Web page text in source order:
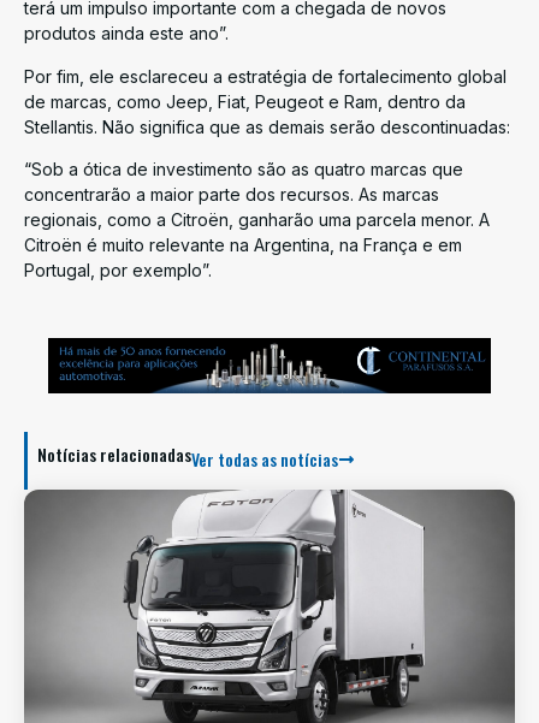
terá um impulso importante com a chegada de novos
produtos ainda este ano”.
Por fim, ele esclareceu a estratégia de fortalecimento global
de marcas, como Jeep, Fiat, Peugeot e Ram, dentro da
Stellantis. Não significa que as demais serão descontinuadas:
“Sob a ótica de investimento são as quatro marcas que
concentrarão a maior parte dos recursos. As marcas
regionais, como a Citroën, ganharão uma parcela menor. A
Citroën é muito relevante na Argentina, na França e em
Portugal, por exemplo”.
Notícias relacionadasVer todas as notícias